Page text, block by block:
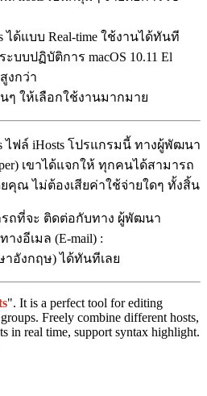
ได้แบบ Real-time ใช้งานได้ทันที
บบปฏิบัติการ macOS 10.11 El
งกว่า
ให้เลือกใช้งานมากมาย
ไฟล์ iHosts โปรแกรมนี้ ทางผู้พัฒนา
เขาได้แจกให้ ทุกคนได้สามารถ
คุณ ไม่ต้องเสียค่าใช้จ่ายใดๆ ทั้งสิ้น
ถที่จะ ติดต่อกับทาง ผู้พัฒนา
งอีเมล (E-mail) :
าอังกฤษ) ได้ทันทีเลย
". It is a perfect tool for editing
Freely combine different hosts,
in real time, support syntax highlight.